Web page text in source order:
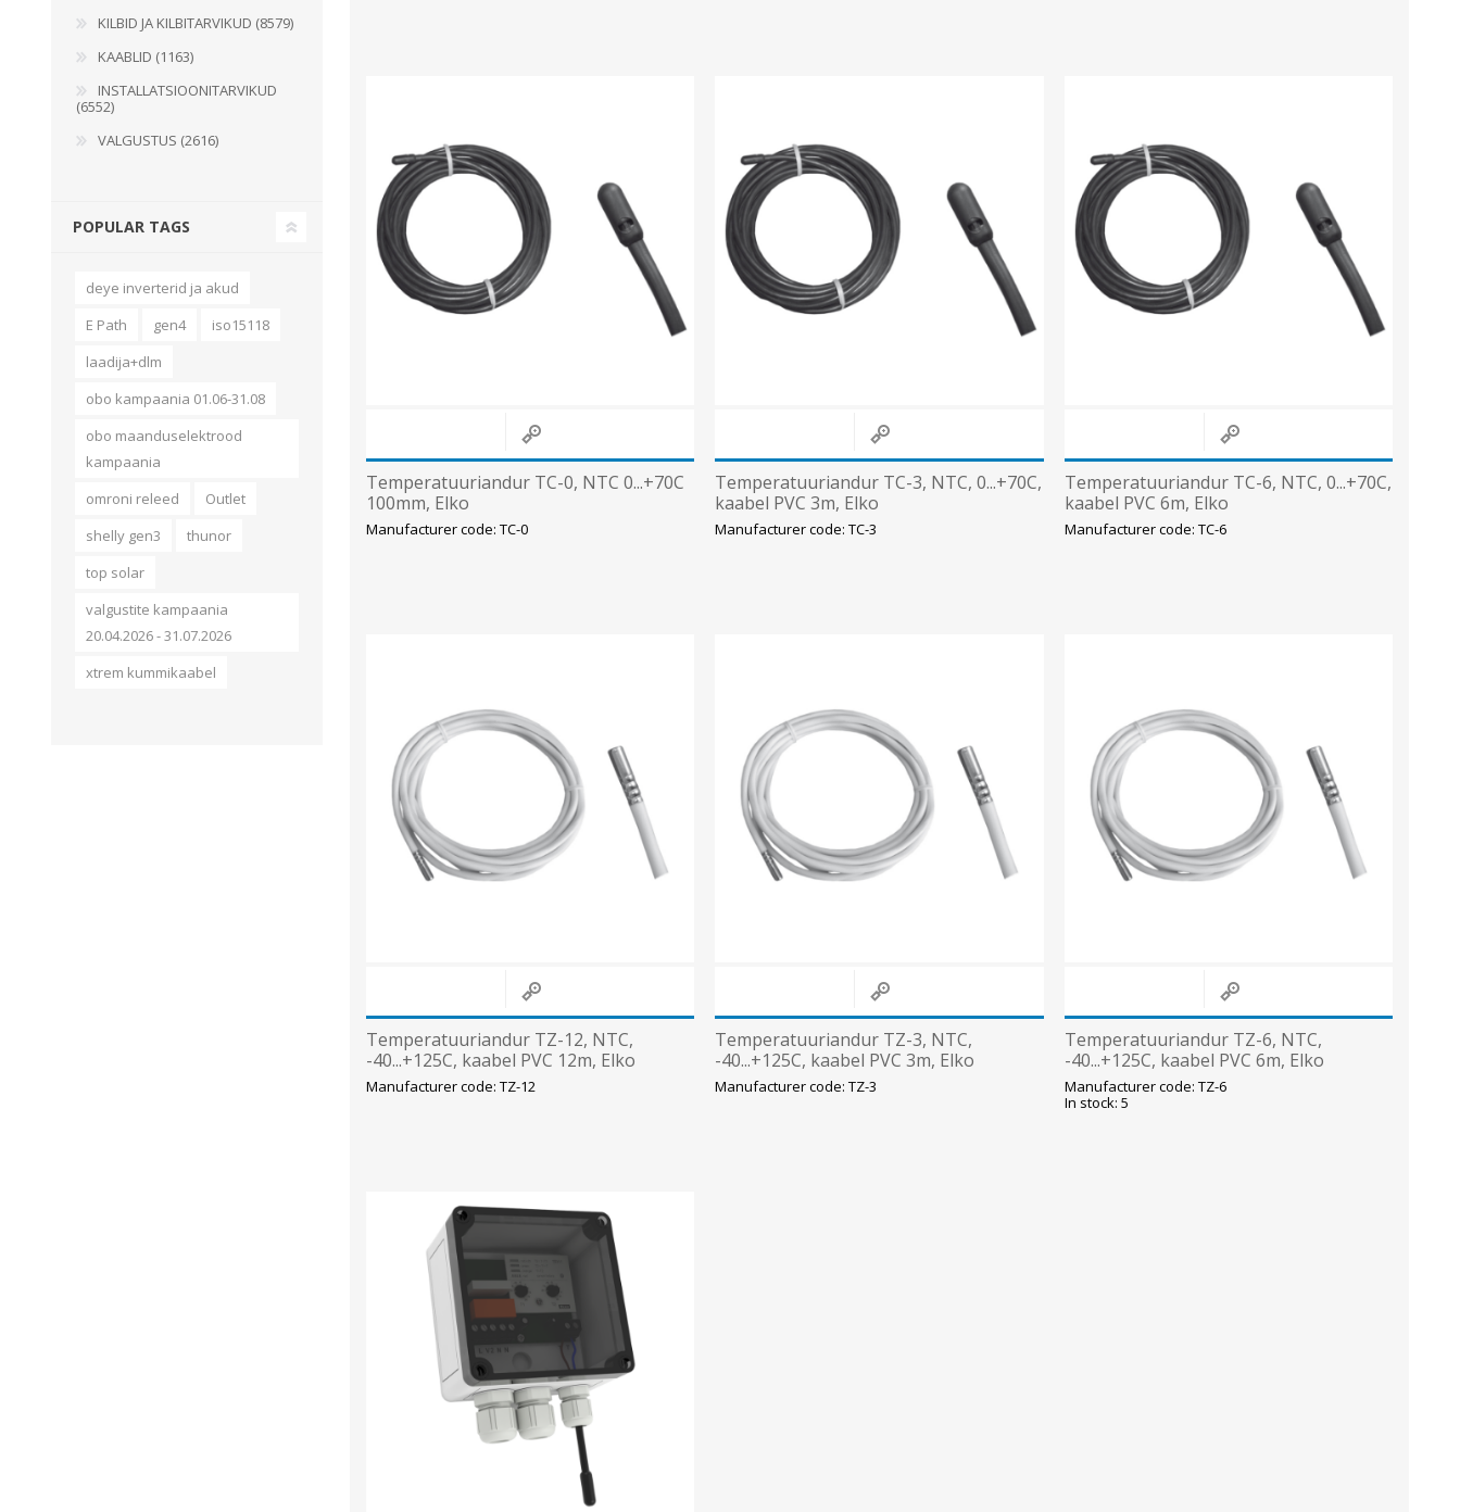
Temperatuuriandur TC-0, NTC 0...+70C
100mm, Elko
Manufacturer code: TC-0
Temperatuuriandur TC-3, NTC, 0...+70C,
kaabel PVC 3m, Elko
Manufacturer code: TC-3
Temperatuuriandur TC-6, NTC, 0...+70C,
kaabel PVC 6m, Elko
Manufacturer code: TC-6
Temperatuuriandur TZ-12, NTC,
-40...+125C, kaabel PVC 12m, Elko
Manufacturer code: TZ-12
Temperatuuriandur TZ-3, NTC,
-40...+125C, kaabel PVC 3m, Elko
Manufacturer code: TZ-3
Temperatuuriandur TZ-6, NTC,
-40...+125C, kaabel PVC 6m, Elko
Manufacturer code: TZ-6
In stock: 5
KILBID JA KILBITARVIKUD (8579)
KAABLID (1163)
INSTALLATSIOONITARVIKUD
(6552)
VALGUSTUS (2616)
POPULAR TAGS
deye inverterid ja akud
E Path
gen4
iso15118
laadija+dlm
obo kampaania 01.06-31.08
obo maanduselektrood
kampaania
omroni releed
Outlet
shelly gen3
thunor
top solar
valgustite kampaania
20.04.2026 - 31.07.2026
xtrem kummikaabel